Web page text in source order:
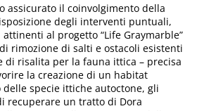
assicurato il coinvolgimento della
degli interventi puntuali,
al progetto “Life Graymarble”
rimozione di salti e ostacoli esistenti
di risalita per la fauna ittica – precisa
la creazione di un habitat
specie ittiche autoctone, gli
recuperare un tratto di Dora